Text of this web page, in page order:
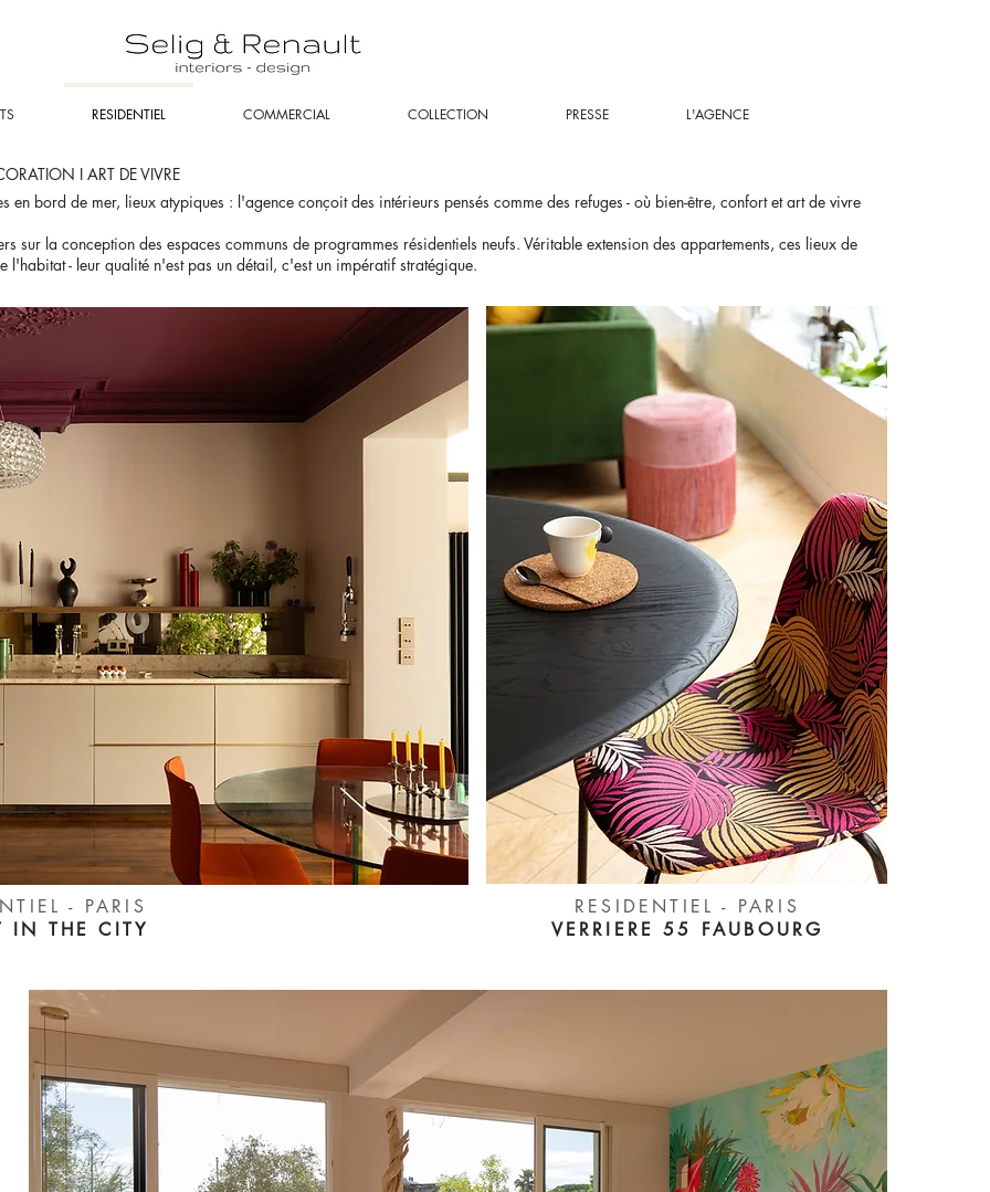
RESIDENTIEL COMMERCIAL COLLECTION PRESSE L'AGENCE
I ART DE VIVRE
en bord de mer, lieux atypiques : l'agence conçoit des intérieurs pensés comme des refuges - où bien-être, confort et art de vivre
sur la conception des espaces communs de programmes résidentiels neufs. Véritable extension des appartements, ces lieux de
l'habitat - leur qualité n'est pas un détail, c'est un impératif stratégique.
- PARIS
IN THE CITY
RESIDENTIEL - PARIS
VERRIERE 55 FAUBOURG